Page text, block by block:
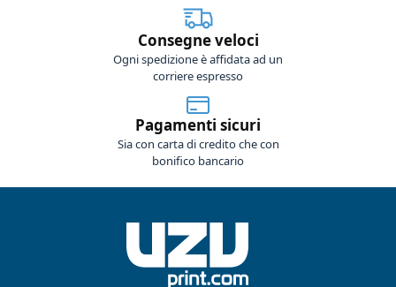
Consegne veloci
Ogni spedizione è affidata ad un
corriere espresso
Pagamenti sicuri
Sia con carta di credito che con
bonifico bancario